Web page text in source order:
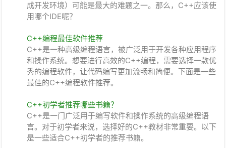
成开发环境）可能是最大的难题之一。那么，C++应该使
用哪个IDE呢？
C++编程最佳软件推荐
C++是一种高级编程语言，被广泛用于开发各种应用程序
和操作系统。想要进行高效的C++编程，需要选择一款优
秀的编程软件，让代码编写更加流畅和简便。下面是一些
最佳的C++编程软件推荐。
C++初学者推荐哪些书籍？
C++是一门广泛用于编写软件和操作系统的高级编程语
言。对于初学者来说，选择好的C++教材非常重要。以下
是一些适合C++初学者的推荐书籍。